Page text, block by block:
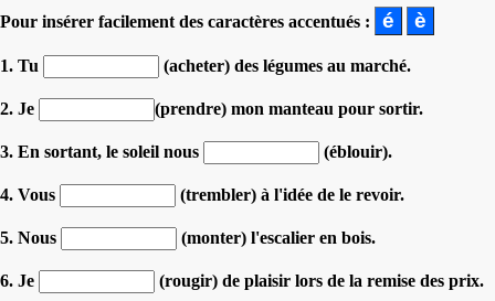
Pour insérer facilement des caractères accentués :
1. Tu (acheter) des légumes au marché.
2. Je (prendre) mon manteau pour sortir.
3. En sortant, le soleil nous (éblouir).
4. Vous (trembler) à l'idée de le revoir.
5. Nous (monter) l'escalier en bois.
6. Je (rougir) de plaisir lors de la remise des prix.